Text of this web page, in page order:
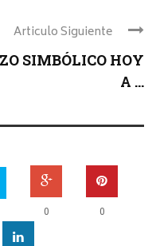
Articulo Siguiente
SIMBÓLICO HOY
A ...
0 0